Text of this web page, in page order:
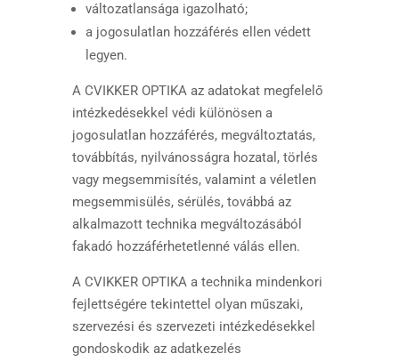
változatlansága igazolható;
a jogosulatlan hozzáférés ellen védett
legyen.
A CVIKKER OPTIKA az adatokat megfelelő
intézkedésekkel védi különösen a
jogosulatlan hozzáférés, megváltoztatás,
továbbítás, nyilvánosságra hozatal, törlés
vagy megsemmisítés, valamint a véletlen
megsemmisülés, sérülés, továbbá az
alkalmazott technika megváltozásából
fakadó hozzáférhetetlenné válás ellen.
A CVIKKER OPTIKA a technika mindenkori
fejlettségére tekintettel olyan műszaki,
szervezési és szervezeti intézkedésekkel
gondoskodik az adatkezelés